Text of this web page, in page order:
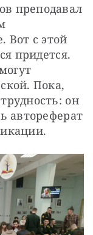
преподавал
Вот с этой
придется.
Пока,
он
автореферат